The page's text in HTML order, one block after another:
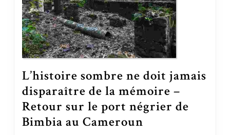
L’histoire sombre ne doit jamais
disparaître de la mémoire –
Retour sur le port négrier de
Bimbia au Cameroun